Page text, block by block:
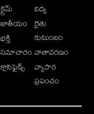
క్రైమ్
జాతీయం
భక్తి
సమాచారం
క్లాసిఫైడ్స్
విద్య
రైతు
కుటుంబం
వాతావరణం
వ్యాపార
ప్రపంచం